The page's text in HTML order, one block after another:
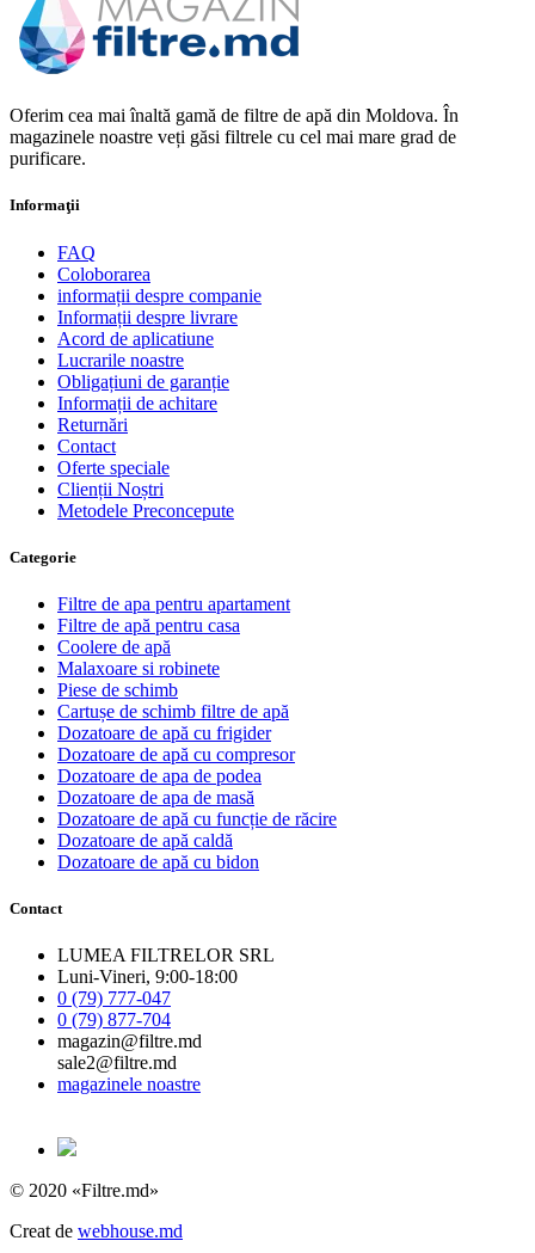
Oferim cea mai înaltă gamă de filtre de apă din Moldova. În
magazinele noastre veți găsi filtrele cu cel mai mare grad de
purificare.
Informaţii
FAQ
Coloborarea
informații despre companie
Informații despre livrare
Acord de aplicatiune
Lucrarile noastre
Obligațiuni de garanție
Informații de achitare
Returnări
Contact
Oferte speciale
Clienții Noștri
Metodele Preconcepute
Сategorie
Filtre de apa pentru apartament
Filtre de apă pentru casa
Coolere de apă
Malaxoare si robinete
Piese de schimb
Cartușe de schimb filtre de apă
Dozatoare de apă cu frigider
Dozatoare de apă cu compresor
Dozatoare de apa de podea
Dozatoare de apa de masă
Dozatoare de apă cu funcție de răcire
Dozatoare de apă caldă
Dozatoare de apă cu bidon
Contact
LUMEA FILTRELOR SRL
Luni-Vineri, 9:00-18:00
0 (79) 777-047
0 (79) 877-704
magazin@filtre.md
sale2@filtre.md
magazinele noastre
© 2020 «Filtre.md»
Creat de webhouse.md